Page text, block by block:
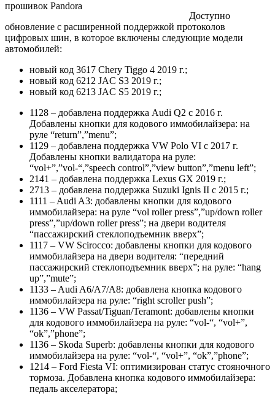
Доступно
обновление с расширенной поддержкой протоколов
цифровых шин, в которое включены следующие модели
автомобилей:
новый код 3617 Chery Tiggo 4 2019 г.;
новый код 6212 JAC S3 2019 г.;
новый код 6213 JAC S5 2019 г.;
1128 – добавлена поддержка Audi Q2 с 2016 г.
Добавлены кнопки для кодового иммобилайзера: на
руле “return”,”menu”;
1129 – добавлена поддержка VW Polo VI с 2017 г.
Добавлены кнопки валидатора на руле:
“vol+”,”vol-“,”speech control”,”view button”,”menu left”;
2141 – добавлена поддержка Lexus GX 2019 г.;
2713 – добавлена поддержка Suzuki Ignis II c 2015 г.;
1111 – Audi A3: добавлены кнопки для кодового
иммобилайзера: на руле “vol roller press”,”up/down roller
press”,”up/down roller press”; на двери водителя
“пассажирский стеклоподъемник вверх”;
1117 – VW Sсirocco: добавлены кнопки для кодового
иммобилайзера на двери водителя: “передний
пассажирский стеклоподъемник вверх”; на руле: “hang
up”,”mute”;
1133 – Audi A6/A7/A8: добавлена кнопка кодового
иммобилайзера на руле: “right scroller push”;
1136 – VW Passat/Tiguan/Teramont: добавлены кнопки
для кодового иммобилайзера на руле: “vol-“, “vol+”,
“ok”,”phone”;
1136 – Skoda Superb: добавлены кнопки для кодового
иммобилайзера на руле: “vol-“, “vol+”, “ok”,”phone”;
1214 – Ford Fiesta VI: оптимизирован статус стояночного
тормоза. Добавлена кнопка кодового иммобилайзера:
педаль акселератора;